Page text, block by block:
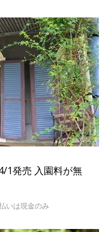
1発売 入園料が無
いは現金のみ